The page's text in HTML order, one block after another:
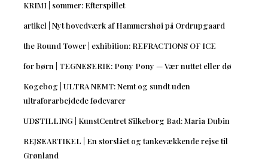
KRIMI | sommer: Efterspillet
artikel | Nyt hovedværk af Hammershøi på Ordrupgaard
the Round Tower | exhibition: REFRACTIONS OF ICE
for børn | TEGNESERIE: Pony Pony — Vær nuttet eller dø
Kogebog | ULTRA NEMT: Nemt og sundt uden
ultraforarbejdede fødevarer
UDSTILLING | KunstCentret Silkeborg Bad: Maria Dubin
REJSEARTIKEL | En storslået og tankevækkende rejse til
Grønland